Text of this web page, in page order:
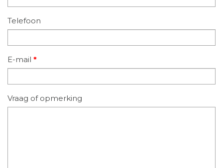
Telefoon
E-mail *
Vraag of opmerking